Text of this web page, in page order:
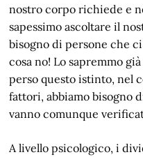
nostro corpo richiede e
sapessimo ascoltare il
bisogno di persone che
cosa no! Lo sapremmo
perso questo istinto, nel
fattori, abbiamo bisogno
vanno comunque
A livello psicologico, i